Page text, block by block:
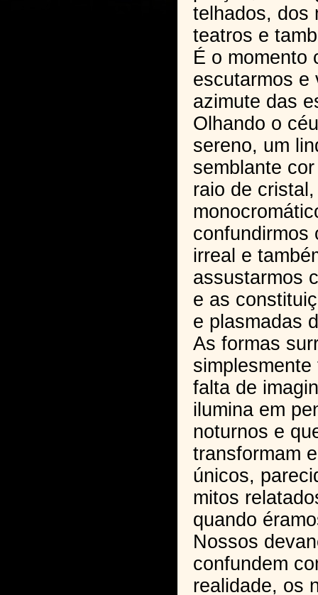
telhados, dos
teatros e
É o momento
escutarmos e
azimute das
Olhando o
sereno, um
semblante
raio de
confundirmos
irreal e
assustarmos
e as
e plasmadas
As formas
falta de
ilumina em
noturnos e
transformam
únicos,
mitos
quando
Nossos
confundem
realidade, os